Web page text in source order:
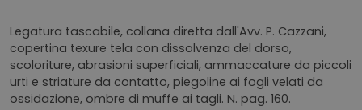
Legatura tascabile, collana diretta dall'Avv. P. Cazzani,
copertina texure tela con dissolvenza del dorso,
scoloriture, abrasioni superficiali, ammaccature da piccoli
urti e striature da contatto, piegoline ai fogli velati da
ossidazione, ombre di muffe ai tagli. N. pag. 160.